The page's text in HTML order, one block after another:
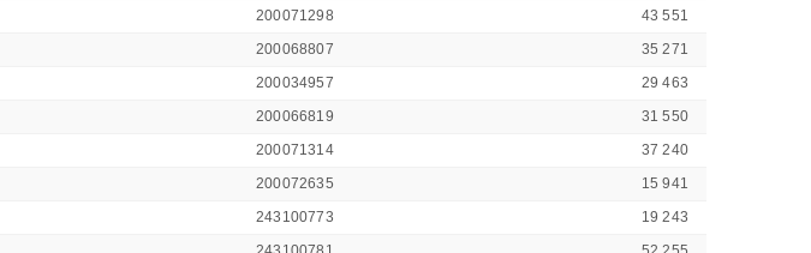
200071298
43 551
200068807
35 271
200034957
29 463
200066819
31 550
200071314
37 240
200072635
15 941
243100773
19 243